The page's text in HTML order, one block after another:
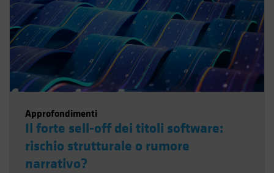
Approfondimenti
Il forte sell-off dei titoli software:
rischio strutturale o rumore
narrativo?